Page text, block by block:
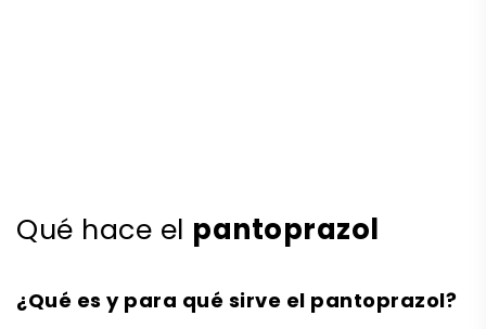
Qué hace el pantoprazol
¿Qué es y para qué sirve el pantoprazol?